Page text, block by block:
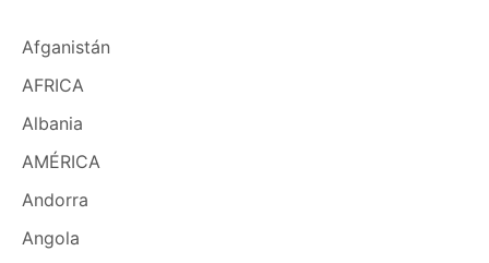
Afganistán
AFRICA
Albania
AMÉRICA
Andorra
Angola